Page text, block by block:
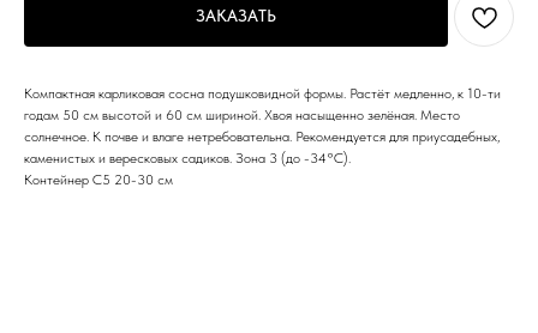
ЗАКАЗАТЬ
Компактная карликовая сосна подушковидной формы. Растёт медленно, к 10-ти
годам 50 см высотой и 60 см шириной. Хвоя насыщенно зелёная. Место
солнечное. К почве и влаге нетребовательна. Рекомендуется для приусадебных,
каменистых и вересковых садиков. Зона 3 (до -34°С).
Контейнер С5 20-30 см